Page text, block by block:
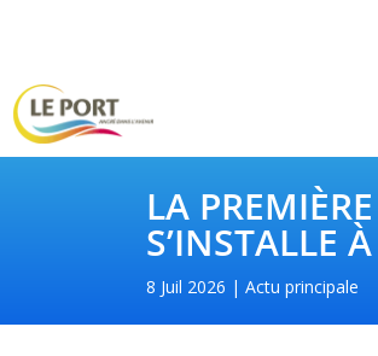
LA
S’INSTALLE
8 Juil 2026 Actu principale